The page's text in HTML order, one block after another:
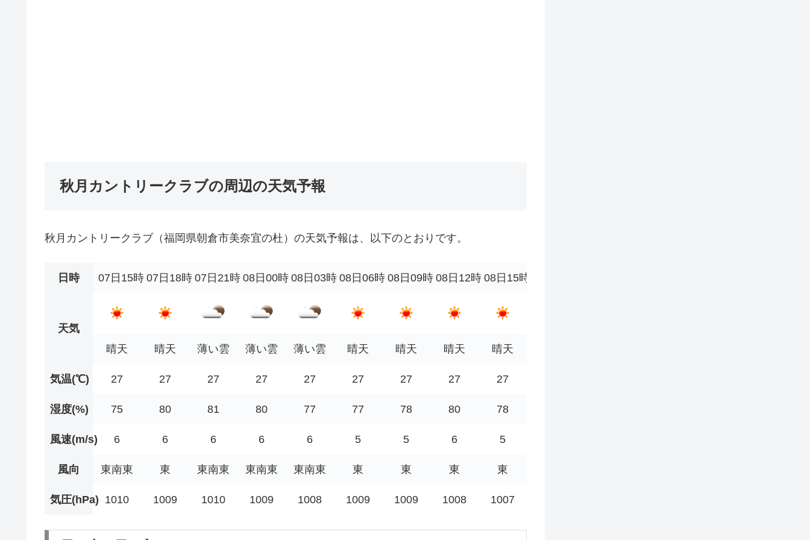
秋月カントリークラブの周辺の天気予報
秋月カントリークラブ（福岡県朝倉市美奈宜の杜）の天気予報は、以下のとおりです。
日時 07日15時 07日18時 07日21時 08日00時 08日03時 08日06時 08日09時 08日12時 08日15時
天気
晴天
晴天 薄い雲 薄い雲 薄い雲 晴天 晴天 晴天 晴天
気温(℃) 27 27 27 27 27 27 27 27 27
湿度(%) 75 80 81 80 77 77 78 80 78
風速(m/s) 6 6 6 6 6 5 5 6 5
風向 東南東 東 東南東 東南東 東南東 東 東 東 東
気圧(hPa) 1010 1009 1010 1009 1008 1009 1009 1008 1007